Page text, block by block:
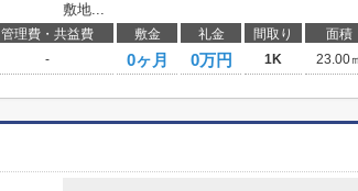
敷地...
管理費・共益費 敷金 礼金 間取り 面積
- 0ヶ月 0万円 1K 23.00